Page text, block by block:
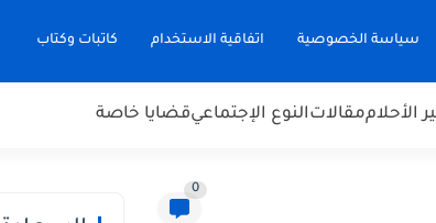
سياسة الخصوصية اتفاقية الاستخدام كاتبات وكتاب
الأحلاممقالاتالنوع الإجتماعيقضايا خاصة
0